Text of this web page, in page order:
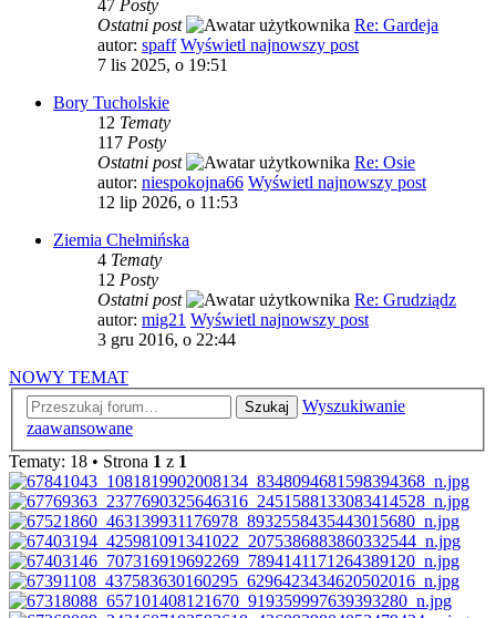
47 Posty
Ostatni post
Re: Gardeja
autor: spaff Wyświetl najnowszy post
7 lis 2025, o 19:51
Bory Tucholskie
12 Tematy
117 Posty
Ostatni post
Re: Osie
autor: niespokojna66 Wyświetl najnowszy post
12 lip 2026, o 11:53
Ziemia Chełmińska
4 Tematy
12 Posty
Ostatni post
Re: Grudziądz
autor: mig21 Wyświetl najnowszy post
3 gru 2016, o 22:44
NOWY TEMAT
Szukaj
Wyszukiwanie
zaawansowane
Tematy: 18 • Strona 1 z 1